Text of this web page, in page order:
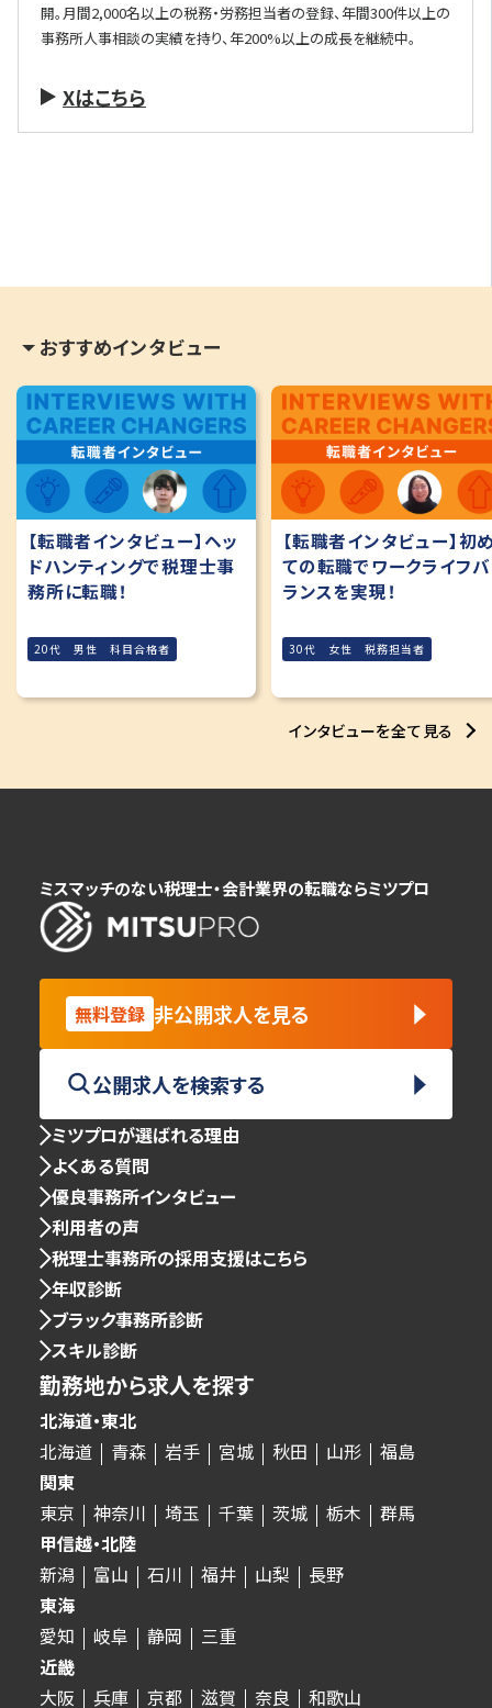
おすすめインタビュー
【転職者インタビュー】ヘッ
ドハンティングで税理士事
務所に転職！
20代 男性 科目合格者
【転職者インタビュー】初
ての転職でワークライフバ
ランスを実現！
30代 女性 税務担当者
インタビューを全て見る
開。月間2,000名以上の税務・労務担当者の登録、年間300件以上の
事務所人事相談の実績を持り、年200%以上の成長を継続中。
Xはこちら
ミスマッチのない税理士・会計業界の転職ならミツプロ
無料登録 非公開求人を見る
公開求人を検索する
ミツプロが選ばれる理由
よくある質問
優良事務所インタビュー
利用者の声
税理士事務所の採用支援はこちら
年収診断
ブラック事務所診断
スキル診断
勤務地から求人を探す
北海道・東北
北海道
青森 岩手 宮城 秋田 山形
福島
関東
東京
神奈川 埼玉 千葉 茨城 栃木
群馬
甲信越・北陸
新潟
富山 石川 福井 山梨
長野
東海
愛知
岐阜 静岡
三重
近畿
大阪
兵庫 京都 滋賀 奈良 和歌山